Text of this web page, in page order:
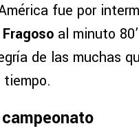
fue por
al minuto
de las muchas